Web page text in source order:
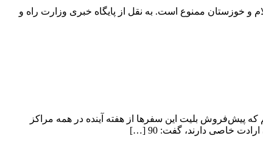
خوزستان ممنوع است. به نقل از پایگاه خبری وزارت راه و
پیش‌فروش بلیت این سفرها از هفته آینده در همه مراکز
خاصی دارند، گفت: 90 […]